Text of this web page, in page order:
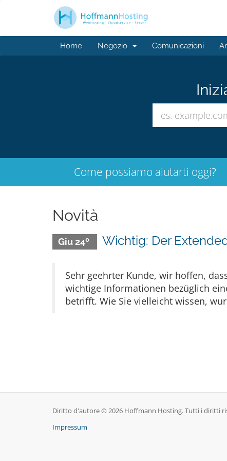
Home Negozio Comunicazioni
Come possiamo aiutarti oggi?
Novità
Giu 24º Wichtig: Der
Sehr geehrter Kunde, wir hoffen,
wichtige Informationen bezüglich
betrifft. Wie Sie vielleicht wissen,
Diritto d'autore © 2026 Hoffmann Hosting. Tutti i diritti
Impressum